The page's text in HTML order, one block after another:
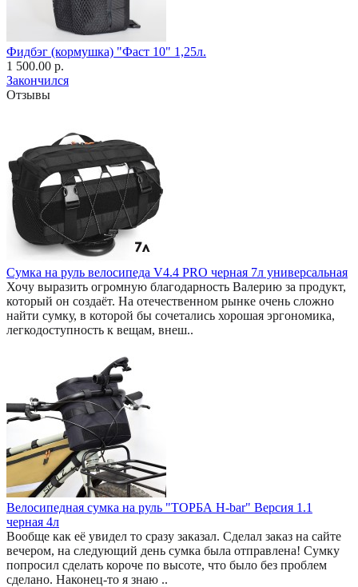
Фидбэг (кормушка) "Фаст 10" 1,25л.
1 500.00 р.
Закончился
Отзывы
Сумка на руль велосипеда V4.4 PRO черная 7л универсальная
Хочу выразить огромную благодарность Валерию за продукт,
который он создаёт. На отечественном рынке очень сложно
найти сумку, в которой бы сочетались хорошая эргономика,
легкодоступность к вещам, внеш..
Велосипедная сумка на руль "ТОРБА H-bar" Версия 1.1
черная 4л
Вообще как её увидел то сразу заказал. Сделал заказ на сайте
вечером, на следующий день сумка была отправлена! Сумку
попросил сделать короче по высоте, что было без проблем
сделано. Наконец-то я знаю ..